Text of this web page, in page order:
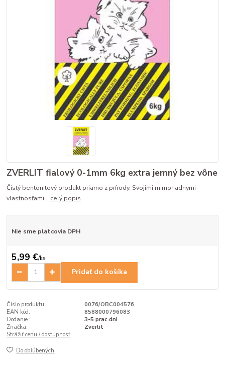
ZVERLIT fialový 0-1mm 6kg extra jemný bez vône
Čistý bentonitový produkt priamo z prírody. Svojimi mimoriadnymi
vlastnosťami... celý popis
Nie sme platcovia DPH
5,99 €/ks
Pridať do košíka
Číslo produktu:
0076/OBC004576
EAN kód:
8588000796083
Dodanie :
3-5 prac.dni
Značka:
Zverlit
Strážiť cenu / dostupnosť
Do obľúbených